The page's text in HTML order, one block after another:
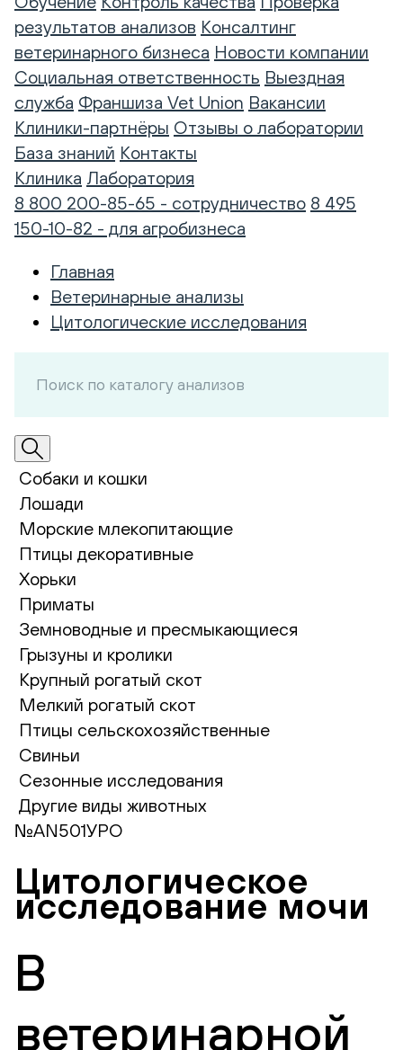
результатов анализов Консалтинг
ветеринарного бизнеса Новости компании
Социальная ответственность Выездная
служба Франшиза Vet Union Вакансии
Клиники-партнёры Отзывы о лаборатории
База знаний Контакты
Клиника Лаборатория
8 800 200-85-65 - сотрудничество 8 495
150-10-82 - для агробизнеса
Главная
Ветеринарные анализы
Цитологические исследования
Собаки и кошки
Лошади
Морские млекопитающие
Птицы декоративные
Хорьки
Приматы
Земноводные и пресмыкающиеся
Грызуны и кролики
Крупный рогатый скот
Мелкий рогатый скот
Птицы сельскохозяйственные
Свиньи
Сезонные исследования
Другие виды животных
№AN501УРО
Цитологическое
исследование мочи
В
ветеринарной